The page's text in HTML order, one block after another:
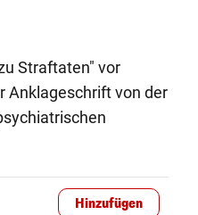
Straftaten" vor
Anklageschrift von der
Hinzufügen